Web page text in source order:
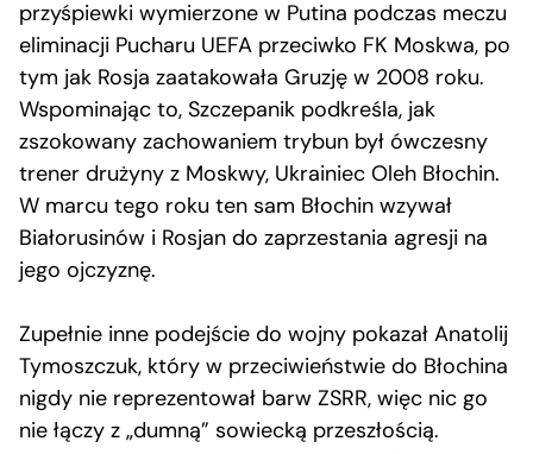
przyśpiewki wymierzone w Putina podczas meczu
eliminacji Pucharu UEFA przeciwko FK Moskwa, po
tym jak Rosja zaatakowała Gruzję w 2008 roku.
Wspominając to, Szczepanik podkreśla, jak
zszokowany zachowaniem trybun był ówczesny
trener drużyny z Moskwy, Ukrainiec Oleh Błochin.
W marcu tego roku ten sam Błochin wzywał
Białorusinów i Rosjan do zaprzestania agresji na
jego ojczyznę.
Zupełnie inne podejście do wojny pokazał Anatolij
Tymoszczuk, który w przeciwieństwie do Błochina
nigdy nie reprezentował barw ZSRR, więc nic go
nie łączy z „dumną” sowiecką przeszłością.